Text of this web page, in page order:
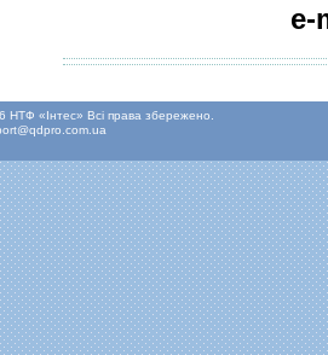
e-
НТФ «Інтес» Всі права збережено.